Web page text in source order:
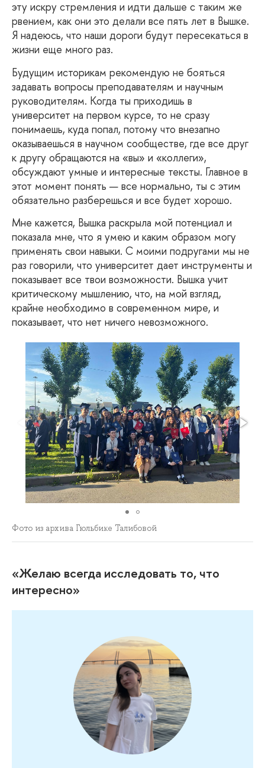
эту искру стремления и идти дальше с таким же
рвением, как они это делали все пять лет в Вышке.
Я надеюсь, что наши дороги будут пересекаться в
жизни еще много раз.
Будущим историкам рекомендую не бояться
задавать вопросы преподавателям и научным
руководителям. Когда ты приходишь в
университет на первом курсе, то не сразу
понимаешь, куда попал, потому что внезапно
оказываешься в научном сообществе, где все друг
к другу обращаются на «вы» и «коллеги»,
обсуждают умные и интересные тексты. Главное в
этот момент понять — все нормально, ты с этим
обязательно разберешься и все будет хорошо.
Мне кажется, Вышка раскрыла мой потенциал и
показала мне, что я умею и каким образом могу
применять свои навыки. С моими подругами мы не
раз говорили, что университет дает инструменты и
показывает все твои возможности. Вышка учит
критическому мышлению, что, на мой взгляд,
крайне необходимо в современном мире, и
показывает, что нет ничего невозможного.
Фото из архива Гюльбике Талибовой
«Желаю всегда исследовать то, что
интересно»